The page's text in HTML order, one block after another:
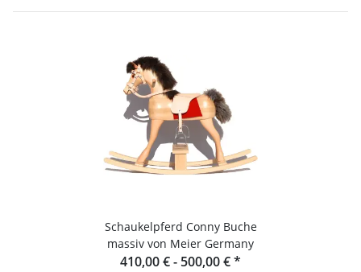
Schaukelpferd Conny Buche
massiv von Meier Germany
410,00 € - 500,00 €*